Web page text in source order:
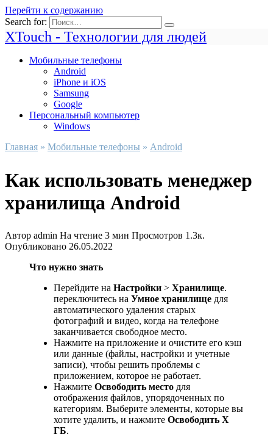
Перейти к содержанию
Search for:
XTouch - Технологии для людей
Мобильные телефоны
Android
iPhone и iOS
Samsung
Google
Персональный компьютер
Windows
Главная » Мобильные телефоны » Android
Как использовать менеджер
хранилища Android
Автор admin На чтение 3 мин Просмотров 1.3к.
Опубликовано 26.05.2022
Что нужно знать
Перейдите на Настройки > Хранилище.
переключитесь на Умное хранилище для
автоматического удаления старых
фотографий и видео, когда на телефоне
заканчивается свободное место.
Нажмите на приложение и очистите его кэш
или данные (файлы, настройки и учетные
записи), чтобы решить проблемы с
приложением, которое не работает.
Нажмите Освободить место для
отображения файлов, упорядоченных по
категориям. Выберите элементы, которые вы
хотите удалить, и нажмите Освободить X
ГБ.